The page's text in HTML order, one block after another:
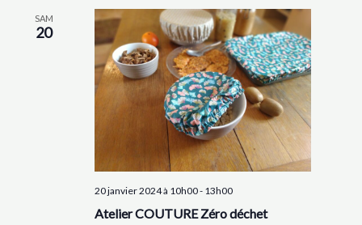
SAM
20
Atelier COUTURE Zéro déchet
20 janvier 2024 à 10h00- 13h00